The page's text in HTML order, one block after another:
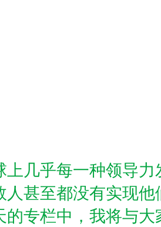
上几乎每一种领导力
人甚至都没有实现
的专栏中，我将与大